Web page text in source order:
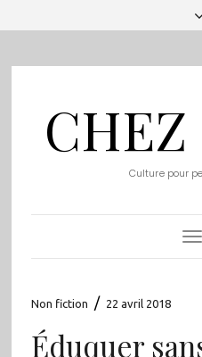
Culture pour
Non fiction / 22 avril 2018
Éduquer